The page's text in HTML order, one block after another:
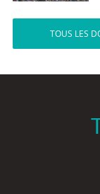
TOUS LES